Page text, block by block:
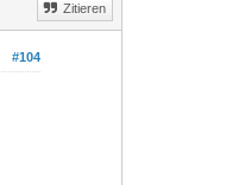
Zitieren
#104